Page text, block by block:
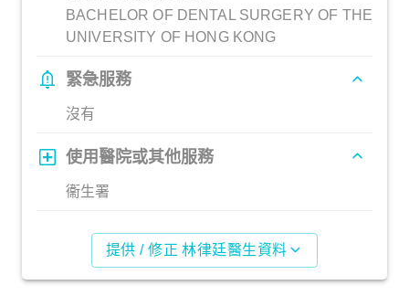
BACHELOR OF DENTAL SURGERY OF THE
UNIVERSITY OF HONG KONG
緊急服務
沒有
使用醫院或其他服務
衞生署
提供 / 修正 林律廷醫生資料